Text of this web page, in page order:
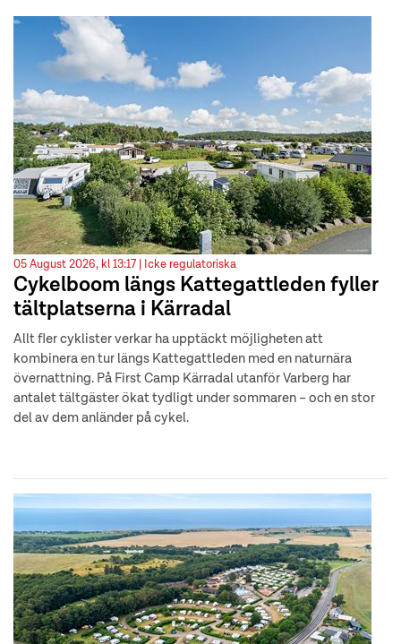
05 August 2026, kl 13:17 | Icke regulatoriska
Cykelboom längs Kattegattleden fyller
tältplatserna i Kärradal
Allt fler cyklister verkar ha upptäckt möjligheten att
kombinera en tur längs Kattegattleden med en naturnära
övernattning. På First Camp Kärradal utanför Varberg har
antalet tältgäster ökat tydligt under sommaren – och en stor
del av dem anländer på cykel.